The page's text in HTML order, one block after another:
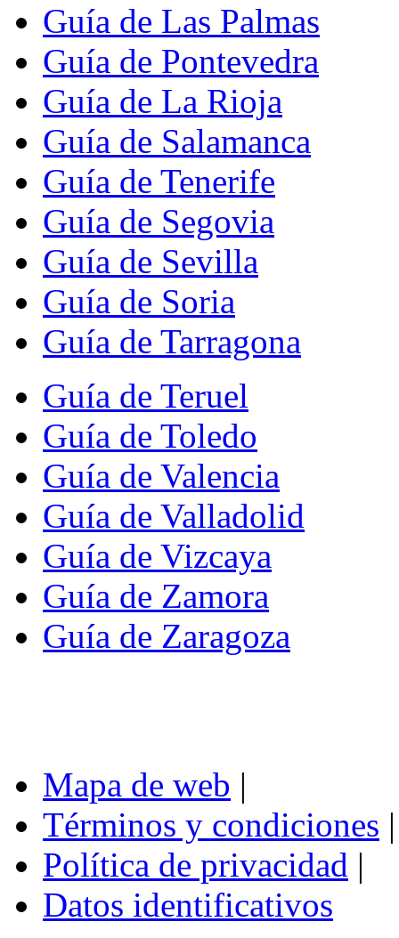
Guía de Las Palmas
Guía de Pontevedra
Guía de La Rioja
Guía de Salamanca
Guía de Tenerife
Guía de Segovia
Guía de Sevilla
Guía de Soria
Guía de Tarragona
Guía de Teruel
Guía de Toledo
Guía de Valencia
Guía de Valladolid
Guía de Vizcaya
Guía de Zamora
Guía de Zaragoza
Mapa de web |
Términos y condiciones |
Política de privacidad |
Datos identificativos